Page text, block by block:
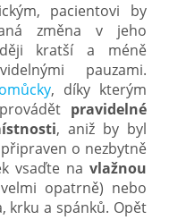
pacientovi by
změna v jeho
kratší a méně
pauzami.
, díky kterým
pravidelné
, aniž by byl
o nezbytně
vsaďte na vlažnou
opatrně) nebo
krku a spánků. Opět